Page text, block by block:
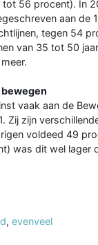
56 procent). In
aan
tegen 54
van 35 tot 50
vaak aan de
Zij zijn
voldeed 49
was dit wel lager
, evenveel